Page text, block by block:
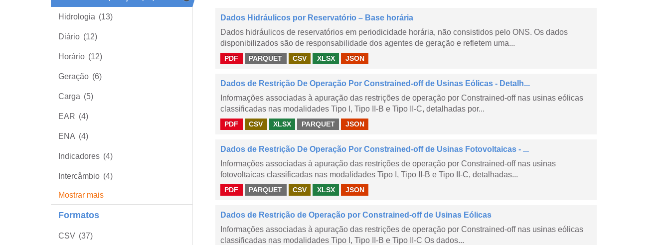
Hidrologia (13)
Diário (12)
Horário (12)
Geração (6)
Carga (5)
EAR (4)
ENA (4)
Indicadores (4)
Intercâmbio (4)
Mostrar mais
Formatos
CSV (37)
Dados Hidráulicos por Reservatório – Base horária
Dados hidráulicos de reservatórios em periodicidade horária, não consistidos pelo ONS. Os dados
disponibilizados são de responsabilidade dos agentes de geração e refletem uma...
PDF PARQUET CSV XLSX JSON
Dados de Restrição De Operação Por Constrained-off de Usinas Eólicas - Detalh...
Informações associadas à apuração das restrições de operação por Constrained-off nas usinas eólicas
classificadas nas modalidades Tipo I, Tipo II-B e Tipo II-C, detalhadas por...
PDF CSV XLSX PARQUET JSON
Dados de Restrição De Operação Por Constrained-off de Usinas Fotovoltaicas - ...
Informações associadas à apuração das restrições de operação por Constrained-off nas usinas
fotovoltaicas classificadas nas modalidades Tipo I, Tipo II-B e Tipo II-C, detalhadas...
PDF PARQUET CSV XLSX JSON
Dados de Restrição de Operação por Constrained-off de Usinas Eólicas
Informações associadas à apuração das restrições de operação por Constrained-off nas usinas eólicas
classificadas nas modalidades Tipo I, Tipo II-B e Tipo II-C Os dados...